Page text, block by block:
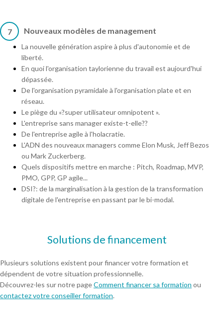
7 Nouveaux modèles de management
La nouvelle génération aspire à plus d'autonomie et de
liberté.
En quoi l'organisation taylorienne du travail est aujourd'hui
dépassée.
De l'organisation pyramidale à l'organisation plate et en
réseau.
Le piège du «?super utilisateur omnipotent ».
L'entreprise sans manager existe-t-elle??
De l'entreprise agile à l'holacratie.
L'ADN des nouveaux managers comme Elon Musk, Jeff Bezos
ou Mark Zuckerberg.
Quels dispositifs mettre en marche : Pitch, Roadmap, MVP,
PMO, GPP, GP agile...
DSI?: de la marginalisation à la gestion de la transformation
digitale de l'entreprise en passant par le bi-modal.
Solutions de financement
Plusieurs solutions existent pour financer votre formation et
dépendent de votre situation professionnelle.
Découvrez-les sur notre pageComment financer sa formation ou
contactez votre conseiller formation.